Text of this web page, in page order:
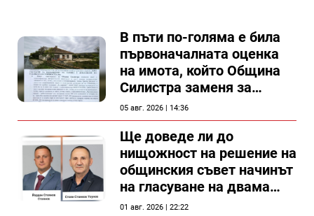
В пъти по-голяма е била
първоначалната оценка
на имота, който Община
Силистра заменя за
спирка, показват
документи
05 авг. 2026 | 14:36
Ще доведе ли до
нищожност на решение на
общинския съвет начинът
на гласуване на двама
съветници в Силистра?
01 авг. 2026 | 22:22